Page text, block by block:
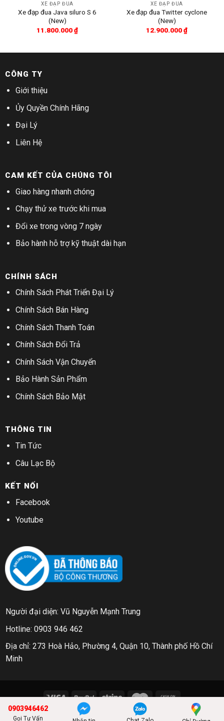
XE ĐẠP ĐUA
Xe đạp đua Java siluro S 6
(New)
11.800.000₫
XE ĐẠP ĐUA
Xe đạp đua Twitter cyclone
(New)
12.900.000₫
CÔNG TY
Giới thiệu
Ủy Quyền Chính Hãng
Đại Lý
Liên Hệ
CAM KẾT CỦA CHÚNG TÔI
Giao hàng nhanh chóng
Chạy thử xe trước khi mua
Đổi xe trong vòng 7 ngày
Bảo hành hỗ trợ kỹ thuật dài hạn
CHÍNH SÁCH
Chính Sách Phát Triển Đại Lý
Chính Sách Bán Hàng
Chính Sách Thanh Toán
Chính Sách Đổi Trả
Chính Sách Vận Chuyển
Bảo Hành Sản Phẩm
Chính Sách Bảo Mật
THÔNG TIN
Tin Tức
Câu Lạc Bộ
KẾT NỐI
Facebook
Youtube
Người đại diện: Vũ Nguyễn Mạnh Trung
Hotline: 0903 946 462
Địa chỉ: 273 Hoà Hảo, Phường 4, Quận 10, Thành phố Hồ Chí
Minh
Copyright 2026 © Phát triển bởi ISEM
0903946462
Gọi Tư Vấn